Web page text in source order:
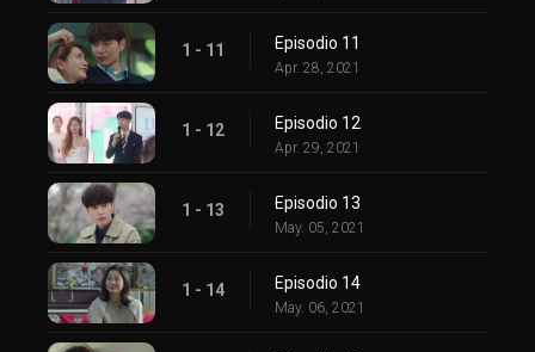
1 - 11 Episodio 11
Apr. 28, 2021
1 - 12 Episodio 12
Apr. 29, 2021
1 - 13 Episodio 13
May. 05, 2021
1 - 14 Episodio 14
May. 06, 2021